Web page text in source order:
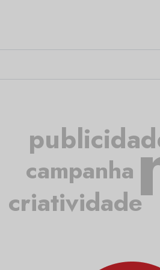
criatividade
campanha